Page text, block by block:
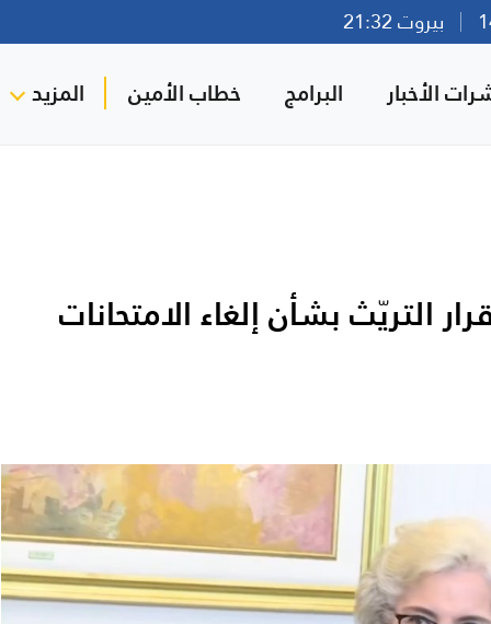
بيروت 21:32
الأخبار البرامج خطاب الأمين المزيد
التريّث بشأن إلغاء الامتحانات